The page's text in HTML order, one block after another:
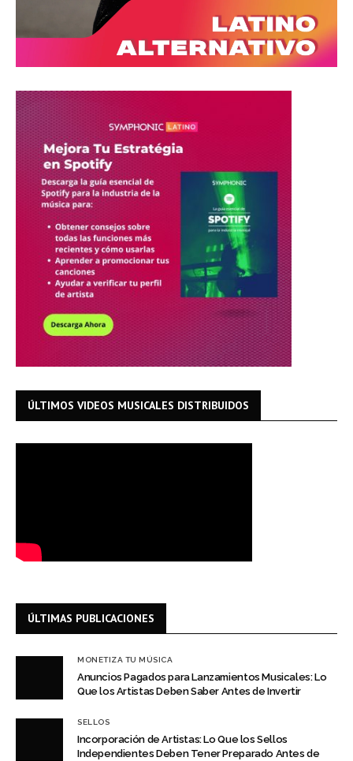
ÚLTIMOS VIDEOS MUSICALES DISTRIBUIDOS
ÚLTIMAS PUBLICACIONES
MONETIZA TU MÚSICA
Anuncios Pagados para Lanzamientos Musicales: Lo
Que los Artistas Deben Saber Antes de Invertir
SELLOS
Incorporación de Artistas: Lo Que los Sellos
Independientes Deben Tener Preparado Antes de